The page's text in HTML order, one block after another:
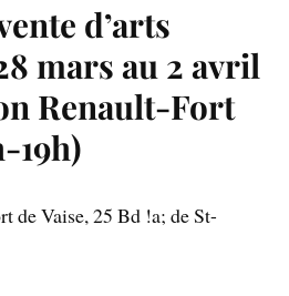
d’arts
mars au 2 avril
Renault-Fort
19h)
de Vaise, 25 Bd !a; de St-